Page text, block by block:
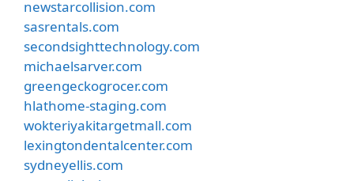
newstarcollision.com
sasrentals.com
secondsighttechnology.com
michaelsarver.com
greengeckogrocer.com
hlathome-staging.com
wokteriyakitargetmall.com
lexingtondentalcenter.com
sydneyellis.com